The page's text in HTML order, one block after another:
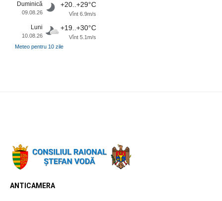
Duminică
09.08.26
+20..+29°C
Vînt 6.9m/s
Luni
10.08.26
+19..+30°C
Vînt 5.1m/s
Meteo pentru 10 zile
ANTICAMERA